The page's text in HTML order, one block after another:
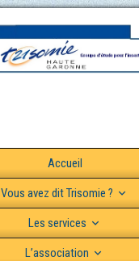
Accueil
Vous avez dit Trisomie ?
Les services
L’association